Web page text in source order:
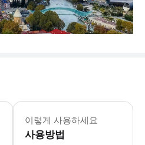
이렇게 사용하세요
사용방법